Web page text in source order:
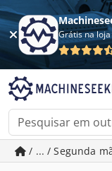
Grátis na loja
/ ... / Segunda